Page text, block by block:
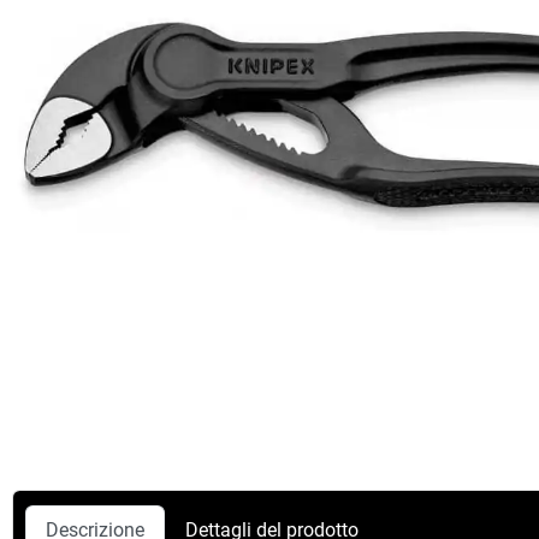
Descrizione Dettagli del prodotto